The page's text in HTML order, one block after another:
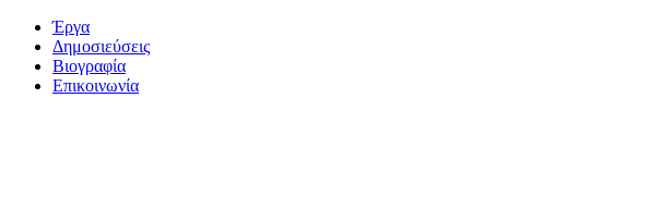
Έργα
Δημοσιεύσεις
Βιογραφία
Επικοινωνία